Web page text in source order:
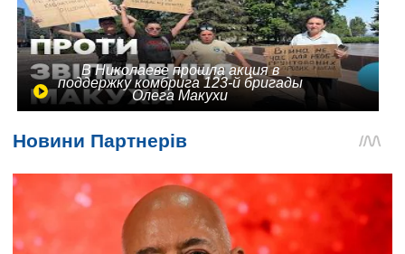
В Николаеве прошла акция в
поддержку комбрига 123-й бригады
Олега Макухи